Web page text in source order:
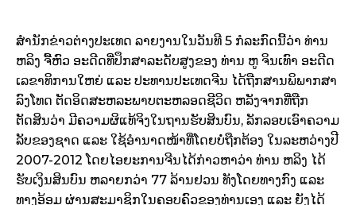
ສຳນັກຂ່າວຕ່າງປະເທດ ລາຍງານໃນວັນທີ 5 ກໍລະກົດນີ້ວ່າ ທ່ານ
ຫລິງ ຈື້ຫົວ ອະດີດທີ່ປຶກສາລະດັບສູງຂອງ ທ່ານ ຫູ ຈິນເທົາ ອະດີດ
ເລຂາທິການໃຫຍ່ ແລະ ປະທານປະເທດຈີນ ໄດ້ຖືກສານພິພາກສາ
ລົງໂທດ ຕັດອິດສະຫລະພາບຕະຫລອດຊີວິດ ຫລັງຈາກທີ່ຖືກ
ຕັດສິນວ່າ ມີຄວາມຜິແທ້ຈິງໃນຖານຮັບສິນບົນ, ລັກລອບເອົາຄວາມ
ລັບຂອງຊາດ ແລະ ໃຊ້ອຳນາດໜ້າທີ່ໂດຍບໍ່ຖືກຕ້ອງ ໃນລະຫວ່າງປີ
2007-2012 ໂດຍໄອຍະການຈີນໄດ້ກ່າວຫາວ່າ ທ່ານ ຫລິງ ໄດ້
ຮັບເງິນສິນບົນ ຫລາຍກວ່າ 77 ລ້ານຢວນ ທັງໂດຍທາງກົງ ແລະ
ທາງອ້ອມ ຜ່ານສະມາຊິກໃນຄອບຄົວຂອງທ່ານເອງ ແລະ ຍັງໄດ້